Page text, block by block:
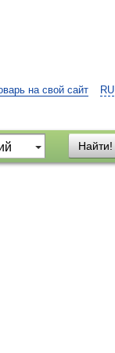
RU
на свой сайт
Найти!